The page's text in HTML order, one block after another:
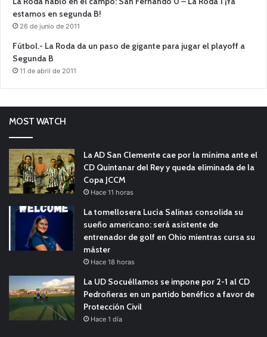
estamos en segunda B!
26 de junio de 2011
Fútbol.- La Roda da un paso de gigante para jugar el playoff a
Segunda B
11 de abril de 2011
MOST WATCH
La AD San Clemente cae por la mínima ante el
CD Quintanar del Rey y queda eliminada de la
Copa JCCM
Hace 11 horas
La tomellosera Lucía Salinas consolida su
sueño americano: será asistente de
entrenador de golf en Ohio mientras cursa su
máster
Hace 18 horas
La UD Socuéllamos se impone por 2-1 al CD
Pedroñeras en un partido benéfico a favor de
Protección Civil
Hace 1 día